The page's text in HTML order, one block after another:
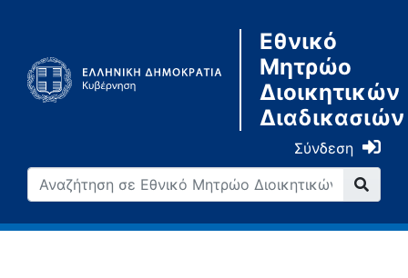
Εθνικό
Μητρώο
Διοικητικών
Διαδικασιών
Σύνδεση